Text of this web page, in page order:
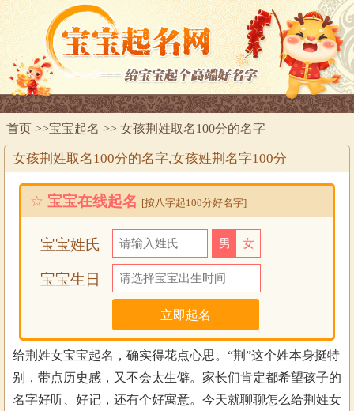
首页 >>宝宝起名 >> 女孩荆姓取名100分的名字
女孩荆姓取名100分的名字,女孩姓荆名字100分
☆ 宝宝在线起名 [按八字起100分好名字]
宝宝姓氏 男 女
宝宝生日
给荆姓女宝宝起名，确实得花点心思。“荆”这个姓本身挺特
别，带点历史感，又不会太生僻。家长们肯定都希望孩子的
名字好听、好记，还有个好寓意。今天就聊聊怎么给荆姓女